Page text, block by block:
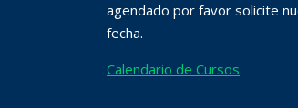
agendado por favor solicite
fecha.
Calendario de Cursos